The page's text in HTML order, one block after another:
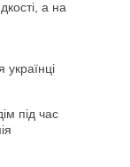
а на
під час